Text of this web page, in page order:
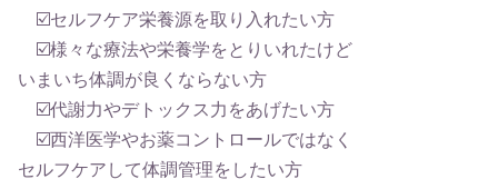
☑️セルフケア栄養源を取り入れたい方
☑️様々な療法や栄養学をとりいれたけど
いまいち体調が良くならない方
☑️代謝力やデトックス力をあげたい方
☑️西洋医学やお薬コントロールではなく
セルフケアして体調管理をしたい方